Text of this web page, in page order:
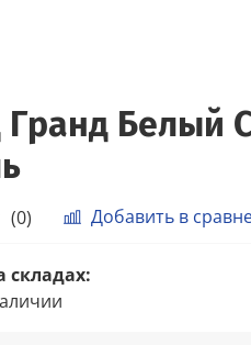
Белый
(0) Добавить в
складах: